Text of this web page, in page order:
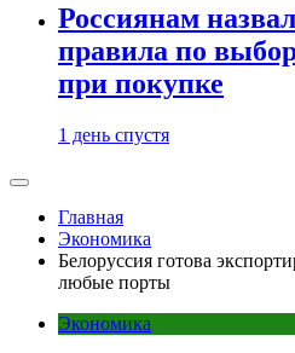
Россиянам
правила по
при покупке
1 день спустя
Главная
Экономика
Белоруссия готова
любые порты
Экономика